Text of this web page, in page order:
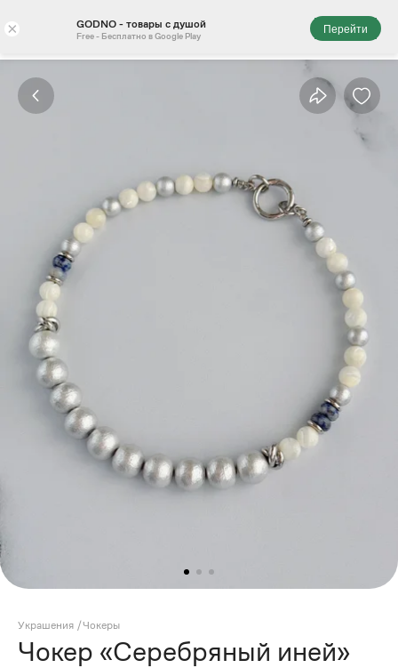
× GODNO - товары с душой
Free - Бесплатно в Google Play
Перейти
Украшения /Чокеры
Чокер «Серебряный иней»